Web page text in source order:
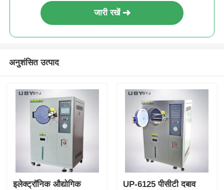
जारी रखें
अनुशंसित उत्पाद
इलेक्ट्रॉनिक औद्योगिक
UP-6125 पीसीटी दबाव